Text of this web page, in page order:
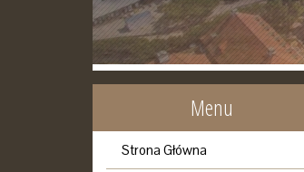
Menu
Strona Główna